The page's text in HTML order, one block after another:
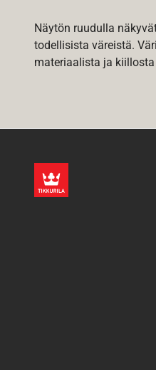
Näytön ruudulla
todellisista väreistä.
materiaalista ja